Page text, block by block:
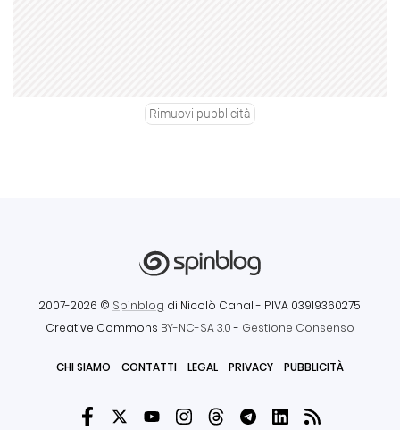
Rimuovi pubblicità
2007-2026 © Spinblog di Nicolò Canal - P.IVA 03919360275
Creative Commons BY-NC-SA 3.0- Gestione Consenso
CHI SIAMO CONTATTI LEGAL PRIVACY PUBBLICITÀ